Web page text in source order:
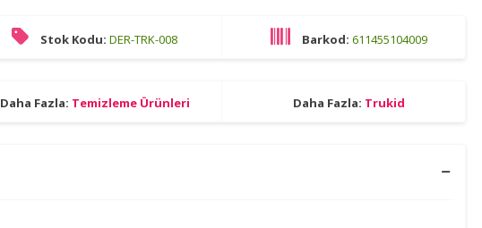
Stok Kodu: DER-TRK-008 Barkod: 611455104009
Daha Fazla: Temizleme Ürünleri Daha Fazla: Trukid